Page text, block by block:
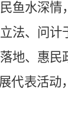
鱼水深情
法、问
地、惠
代表活